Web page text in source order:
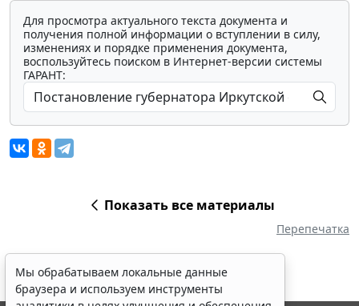
Для просмотра актуального текста документа и
получения полной информации о вступлении в силу,
изменениях и порядке применения документа,
воспользуйтесь поиском в Интернет-версии системы
ГАРАНТ:
Показать все материалы
Перепечатка
Мы обрабатываем локальные данные
браузера и используем инструменты